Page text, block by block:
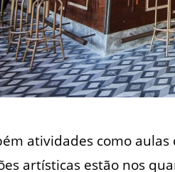
atividades como aulas
artísticas estão nos